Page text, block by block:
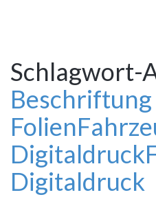
Schlagwort-
Folien
Digitaldruck
Digitaldruck